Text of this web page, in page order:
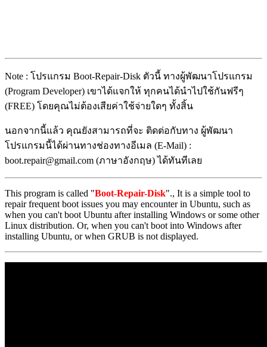
Note : โปรแกรม Boot-Repair-Disk ตัวนี้ ทางผู้พัฒนาโปรแกรม
(Program Developer) เขาได้แจกให้ ทุกคนได้นำไปใช้กันฟรีๆ
(FREE) โดยคุณไม่ต้องเสียค่าใช้จ่ายใดๆ ทั้งสิ้น
นอกจากนี้แล้ว คุณยังสามารถที่จะ ติดต่อกับทาง ผู้พัฒนา
โปรแกรมนี้ได้ผ่านทางช่องทางอีเมล (E-Mail) :
boot.repair@gmail.com (ภาษาอังกฤษ) ได้ทันทีเลย
This program is called "Boot-Repair-Disk"., It is a simple tool to
repair frequent boot issues you may encounter in Ubuntu, such as
when you can't boot Ubuntu after installing Windows or some other
Linux distribution. Or, when you can't boot into Windows after
installing Ubuntu, or when GRUB is not displayed.